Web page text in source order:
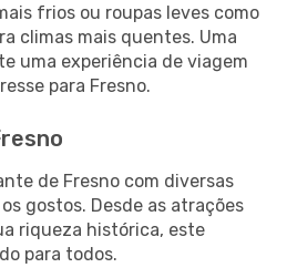
frios ou roupas leves como
climas mais quentes. Uma
uma experiência de viagem
para Fresno.
de Fresno com diversas
gostos. Desde as atrações
riqueza histórica, este
para todos.